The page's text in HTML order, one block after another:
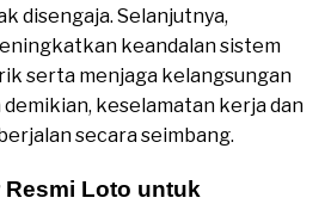
disengaja. Selanjutnya,
keandalan sistem
serta menjaga kelangsungan
keselamatan kerja dan
secara seimbang.
Loto untuk